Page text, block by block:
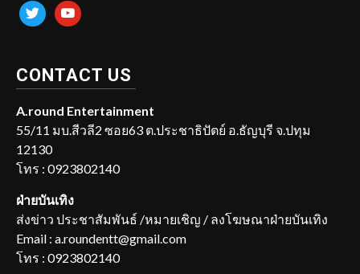
twitter youtube
CONTACT US
A.round Entertainment
55/11 มบ.สีวลี2 ซอย63 ต.ประชาธิปัตย์ อ.ธัญบุรี จ.ปทุม
12130
โทร : 0923802140
ฝ่ายบันเทิง
ส่งข่าว ประชาสัมพันธ์ /หมายเชิญ / ลงโฆษณาฝ่ายบันเทิง
Email : a.roundentt@gmail.com
โทร : 0923802140